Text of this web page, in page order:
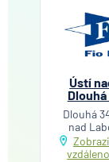
Ústí
Dlouhá
nad